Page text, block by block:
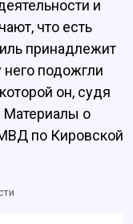
и
что есть
принадлежит
подожгли
он, судя
Материалы о
по Кировской